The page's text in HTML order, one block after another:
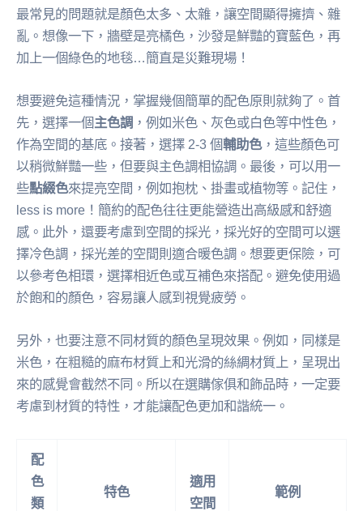
最常見的問題就是顏色太多、太雜，讓空間顯得擁擠、雜
亂。想像一下，牆壁是亮橘色，沙發是鮮豔的寶藍色，再
加上一個綠色的地毯…簡直是災難現場！
想要避免這種情況，掌握幾個簡單的配色原則就夠了。首
先，選擇一個主色調 ，例如米色、灰色或白色等中性色，
作為空間的基底。接著，選擇 2-3 個輔助色，這些顏色可
以稍微鮮豔一些，但要與主色調相協調。最後，可以用一
些點綴色來提亮空間，例如抱枕、掛畫或植物等。記住，
less is more！簡約的配色往往更能營造出高級感和舒適
感。此外，還要考慮到空間的採光，採光好的空間可以選
擇冷色調，採光差的空間則適合暖色調。想要更保險，可
以參考色相環，選擇相近色或互補色來搭配。避免使用過
於飽和的顏色，容易讓人感到視覺疲勞。
另外，也要注意不同材質的顏色呈現效果。例如，同樣是
米色，在粗糙的麻布材質上和光滑的絲綢材質上，呈現出
來的感覺會截然不同。所以在選購傢俱和飾品時，一定要
考慮到材質的特性，才能讓配色更加和諧統一。
配
色
類
特色
適用
空間
範例